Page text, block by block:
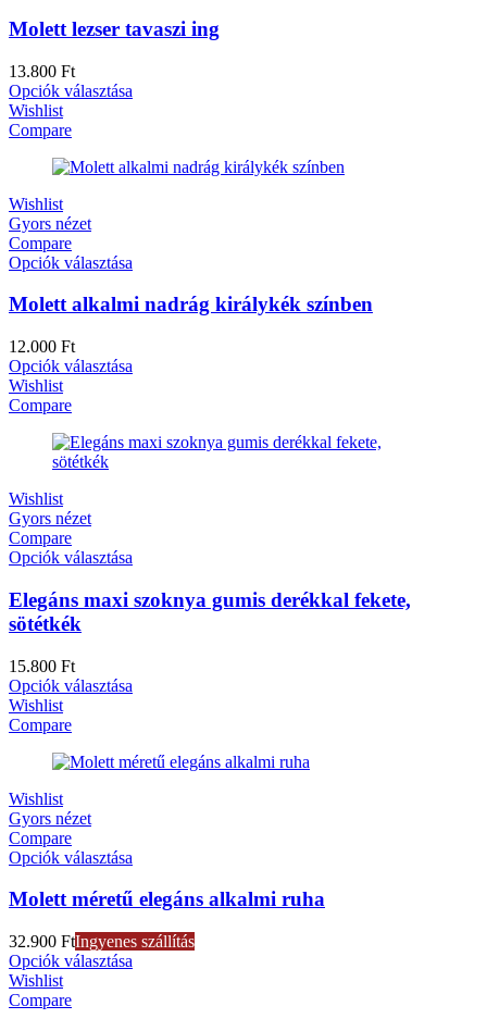
Molett lezser tavaszi ing
13.800 Ft
Opciók választása
Wishlist
Compare
Wishlist
Gyors nézet
Compare
Opciók választása
Molett alkalmi nadrág királykék színben
12.000 Ft
Opciók választása
Wishlist
Compare
Wishlist
Gyors nézet
Compare
Opciók választása
Elegáns maxi szoknya gumis derékkal fekete,
sötétkék
15.800 Ft
Opciók választása
Wishlist
Compare
Wishlist
Gyors nézet
Compare
Opciók választása
Molett méretű elegáns alkalmi ruha
32.900 FtIngyenes szállítás
Opciók választása
Wishlist
Compare